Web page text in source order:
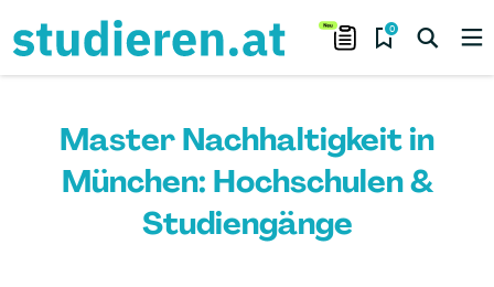
0
Master Nachhaltigkeit in
München: Hochschulen &
Studiengänge